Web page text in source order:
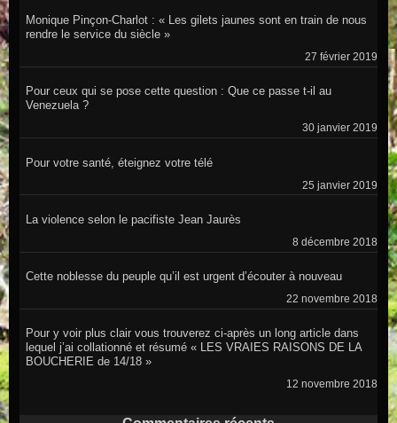
Monique Pinçon-Charlot : « Les gilets jaunes sont en train de nous
rendre le service du siècle »
27 février 2019
Pour ceux qui se pose cette question : Que ce passe t-il au
Venezuela ?
30 janvier 2019
Pour votre santé, éteignez votre télé
25 janvier 2019
La violence selon le pacifiste Jean Jaurès
8 décembre 2018
Cette noblesse du peuple qu’il est urgent d’écouter à nouveau
22 novembre 2018
Pour y voir plus clair vous trouverez ci-après un long article dans
lequel j’ai collationné et résumé « LES VRAIES RAISONS DE LA
BOUCHERIE de 14/18 »
12 novembre 2018